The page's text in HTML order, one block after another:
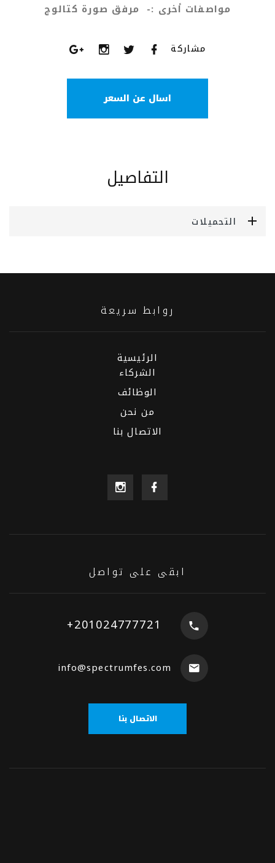
مواصفات أخرى :- مرفق صورة كتالوج
مشاركة
اسال عن السعر
التفاصيل
التحميلات
روابط سريعة
الرئيسية
الشركاء
الوظائف
من نحن
الاتصال بنا
ابقى على تواصل
+201024777721
info@spectrumfes.com
الاتصال بنا